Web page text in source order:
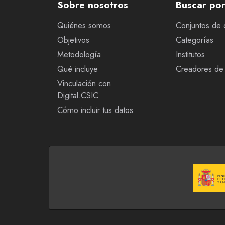
Sobre nosotros
Quiénes somos
Objetivos
Metodología
Qué incluye
Vinculación con
Digital.CSIC
Cómo incluir tus datos
Buscar por
Conjuntos de
Categorías
Institutos
Creadores